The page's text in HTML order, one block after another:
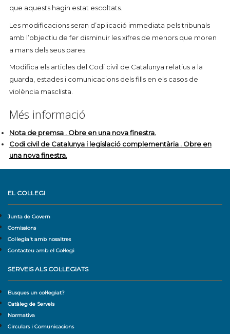
que aquests hagin estat escoltats.
Les modificacions seran d’aplicació immediata pels tribunals
amb l’objectiu de fer disminuir les xifres de menors que moren
a mans dels seus pares.
Modifica els articles del Codi civil de Catalunya relatius a la
guarda, estades i comunicacions dels fills en els casos de
violència masclista.
Més informació
Nota de premsa . Obre en una nova finestra.
Codi civil de Catalunya i legislació complementària . Obre en
una nova finestra.
EL COL·LEGI
Junta de Govern
Comissions
Col·legia't amb nosaltres
Contacteu amb el Col·legi
SERVEIS ALS COL·LEGIATS
Busques un col·legiat?
Catàleg de Serveis
Normativa
Circulars i Comunicacions